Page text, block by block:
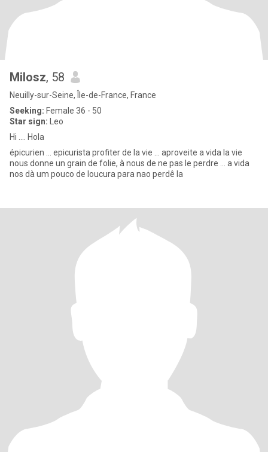
Milosz, 58
Neuilly-sur-Seine, Île-de-France, France
Seeking: Female 36 - 50
Star sign: Leo
Hi .... Hola
épicurien … epicurista profiter de la vie … aproveite a vida la vie
nous donne un grain de folie, à nous de ne pas le perdre … a vida
nos dà um pouco de loucura para nao perdê la